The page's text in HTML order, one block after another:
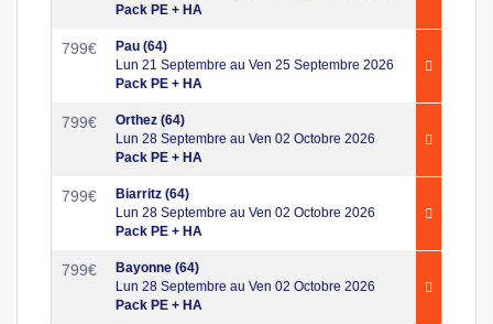
Pack PE + HA
799€
Pau (64)
Lun 21 Septembre au Ven 25 Septembre 2026
Pack PE + HA
799€
Orthez (64)
Lun 28 Septembre au Ven 02 Octobre 2026
Pack PE + HA
799€
Biarritz (64)
Lun 28 Septembre au Ven 02 Octobre 2026
Pack PE + HA
799€
Bayonne (64)
Lun 28 Septembre au Ven 02 Octobre 2026
Pack PE + HA